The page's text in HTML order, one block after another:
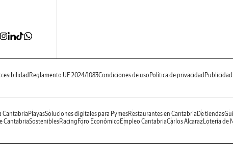
Reglamento UE 2024/1083Condiciones de uso Política de privacidad Publicidad
CantabriaPlayasSoluciones digitales para PymesRestaurantes en Cantabria De tiendas
CantabriaSosteniblesRacing Foro Económico Empleo CantabriaCarlos AlcarazLotería de